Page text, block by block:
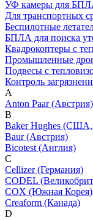
УФ камеры для
Для транспортных
Беспилотные
БПЛА для поиска
Квадрокоптеры с
Промышленные
Подвесы с
Контроль
A
Anton Paar (Австрия)
B
Baker Hughes
Baur (Австрия)
Bicotest (Англия)
C
Cellizer (Германия)
CODEL
COX (Южная Корея)
Creaform (Канада)
D